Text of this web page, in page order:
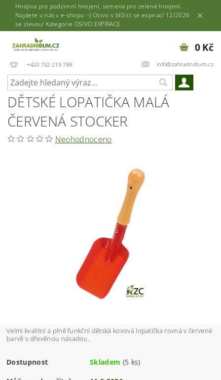
Hnojiva pro podzimní hnojení, semena pro zelené hnojení.
Najdete u nás v e-shopu :-) Osivo s blížící se expirací 12/2026
se slevou! Kategorie OSIVO EXPIRACE.
+420 732 219 788 info@zahradnidum.cz
0 Kč
DĚTSKÉ LOPATIČKA MALÁ
ČERVENÁ STOCKER
Neohodnoceno
Velmi kvalitní a plně funkční dětská kovová lopatička rovná v červené
barvě s dřevěnou násadou.
Dostupnost Skladem (5 ks)